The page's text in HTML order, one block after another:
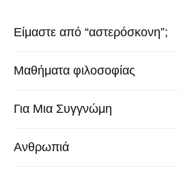
Είμαστε από “αστερόσκονη”;
Μαθήματα φιλοσοφίας
Για Μια Συγγνώμη
Ανθρωπιά